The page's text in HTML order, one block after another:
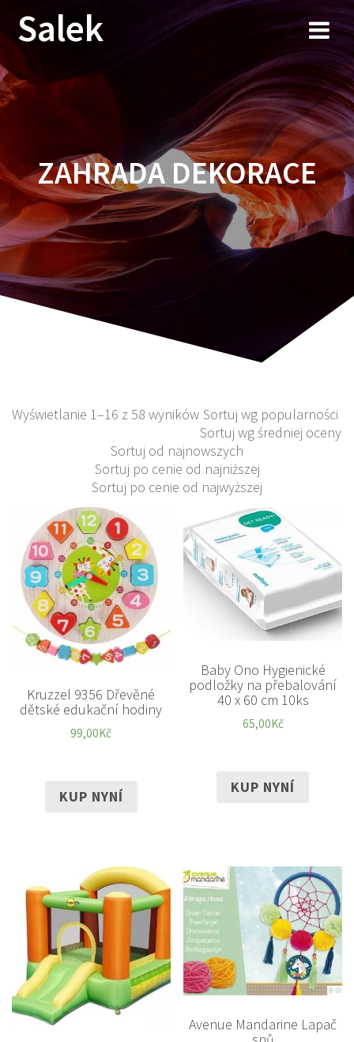
Przejdź
do
Salek
ZAHRADA DEKORACE
Wyświetlanie 1–16 z 58 wyników Sortuj wg popularności
Sortuj wg średniej oceny
Sortuj od najnowszych
Sortuj po cenie od najniższej
Sortuj po cenie od najwyższej
Kruzzel 9356 Dřevěné
dětské edukační hodiny
99,00Kč
KUP NYNÍ
Baby Ono Hygienické
podložky na přebalování
40 x 60 cm 10ks
65,00Kč
KUP NYNÍ
Avenue Mandarine Lapač